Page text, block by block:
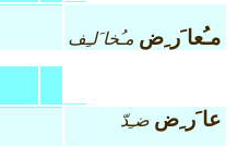
مـُعا َر ِض مـُخا َلـِف
عا َر ِض ضـِدّ